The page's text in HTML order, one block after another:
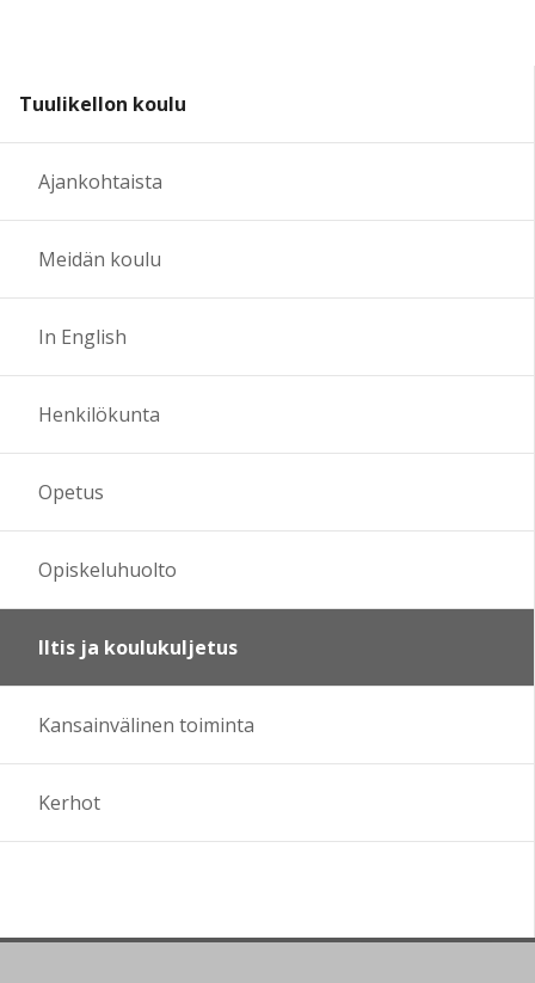
Tuulikellon koulu
Ajankohtaista
Meidän koulu
In English
Henkilökunta
Opetus
Opiskeluhuolto
Iltis ja koulukuljetus
Kansainvälinen toiminta
Kerhot